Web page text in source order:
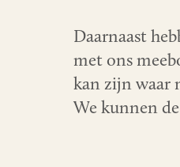
Daarnaast
met ons
kan zijn waar
We kunnen